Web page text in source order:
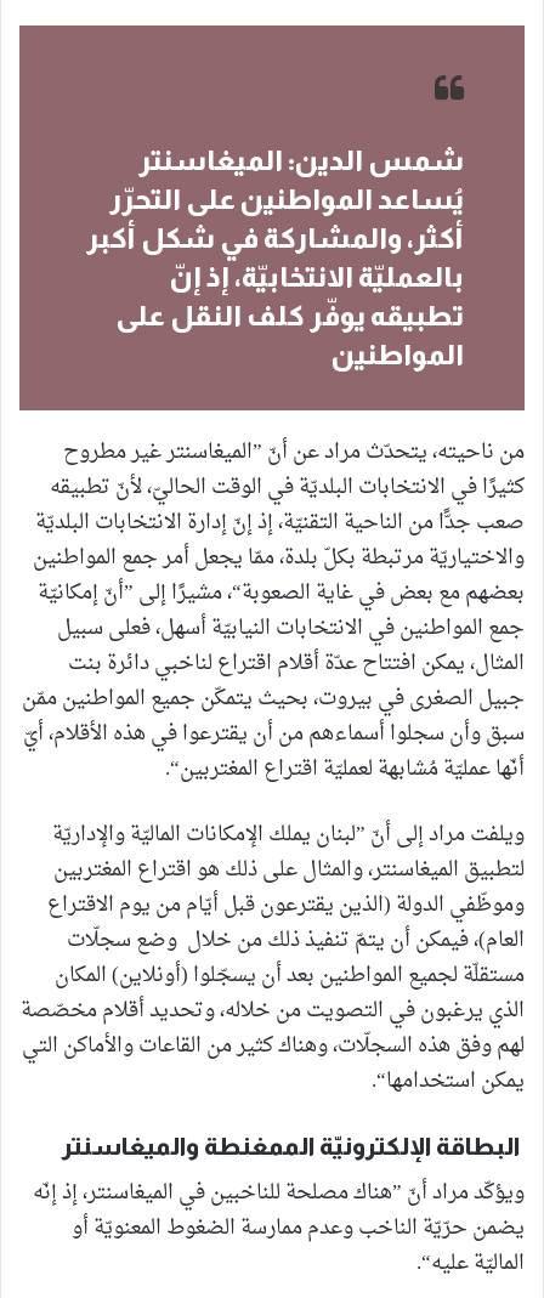
شمس الدين: الميغاسنتر
يُساعد المواطنين على التحرّر
أكثر، والمشاركة في شكل أكبر
بالعمليّة الانتخابيّة، إذ إنّ
تطبيقه يوفّر كلف النقل على
المواطنين
من ناحيته، يتحدّث مراد عن أنّ ”الميغاسنتر غير مطروح
كثيرًا في الانتخابات البلديّة في الوقت الحاليّ، لأنّ تطبيقه
صعب جدًّا من الناحية التقنيّة، إذ إنّ إدارة الانتخابات البلديّة
والاختياريّة مرتبطة بكلّ بلدة، ممّا يجعل أمر جمع المواطنين
بعضهم مع بعض في غاية الصعوبة“، مشيرًا إلى ”أنّ إمكانيّة
جمع المواطنين في الانتخابات النيابيّة أسهل، فعلى سبيل
المثال، يمكن افتتاح عدّة أقلام اقتراع لناخبي دائرة بنت
جبيل الصغرى في بيروت، بحيث يتمكّن جميع المواطنين ممّن
سبق وأن سجلوا أسماءهم من أن يقترعوا في هذه الأقلام، أيّ
أنّها عمليّة مُشابهة لعمليّة اقتراع المغتربين“.
ويلفت مراد إلى أنّ ”لبنان يملك الإمكانات الماليّة والإداريّة
لتطبيق الميغاسنتر، والمثال على ذلك هو اقتراع المغتربين
وموظّفي الدولة (الذين يقترعون قبل أيّام من يوم الاقتراع
العام)، فيمكن أن يتمّ تنفيذ ذلك من خلال وضع سجلّات
مستقلّة لجميع المواطنين بعد أن يسجّلوا (أونلاين) المكان
الذي يرغبون في التصويت من خلاله، وتحديد أقلام مخصّصة
لهم وفق هذه السجلّات، وهناك كثير من القاعات والأماكن التي
يمكن استخدامها“.
البطاقة الإلكترونيّة الممغنطة والميغاسنتر
ويؤكّد مراد أنّ ”هناك مصلحة للناخبين في الميغاسنتر، إذ إنّه
يضمن حرّيّة الناخب وعدم ممارسة الضغوط المعنويّة أو
الماليّة عليه“.